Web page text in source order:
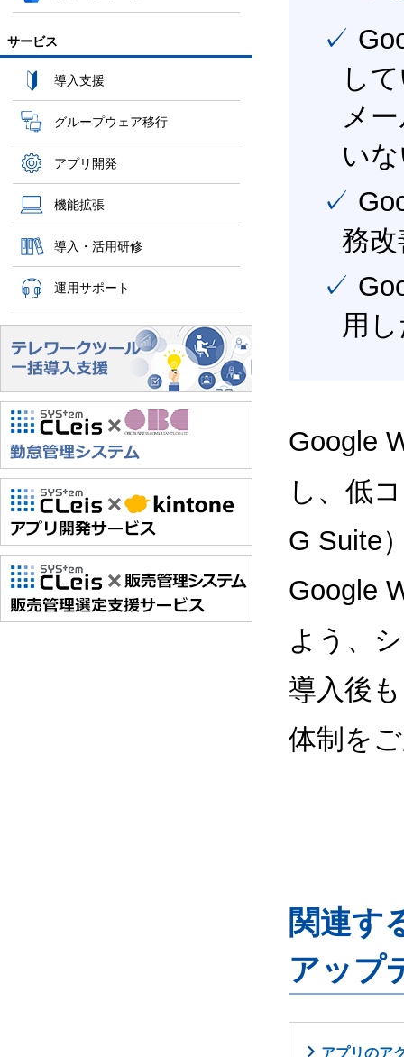
サービス
導入支援
グループウェア移行
アプリ開発
機能拡張
導入・活用研修
運用サポート
✓ Google Workspace（旧G Suite） を社内で導入
し
メ
い
✓ Google Workspace（旧G Suite） を活用し、業
務
✓ Google Workspace（旧G Suite） を最大限に活
用
Google
し、低
G Suite
Google
よう、
導入後
体制を
関連す
アップ
アプリのア